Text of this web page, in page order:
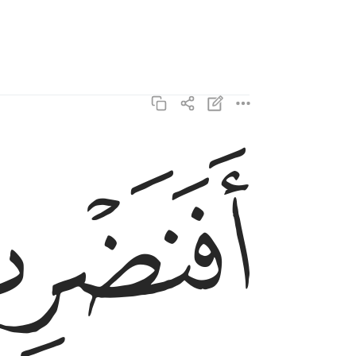
افنضرب عنكم الذكر صفحا ان كنتم قوما
أَفَنَضْرِبُ عَنكُمُ ٱلذِّكْرَ صَفْحًا أَن كُنتُمْ قَوْمًۭا